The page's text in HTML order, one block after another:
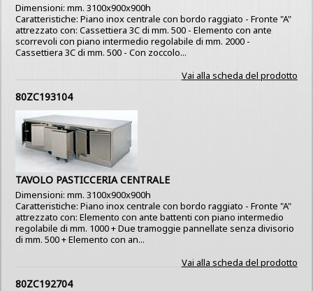
Dimensioni: mm. 3100x900x900h
Caratteristiche: Piano inox centrale con bordo raggiato - Fronte "A"
attrezzato con: Cassettiera 3C di mm. 500 - Elemento con ante
scorrevoli con piano intermedio regolabile di mm. 2000 -
Cassettiera 3C di mm. 500 - Con zoccolo...
Vai alla scheda del prodotto
80ZC193104
TAVOLO PASTICCERIA CENTRALE
Dimensioni: mm. 3100x900x900h
Caratteristiche: Piano inox centrale con bordo raggiato - Fronte "A"
attrezzato con: Elemento con ante battenti con piano intermedio
regolabile di mm. 1000 + Due tramoggie pannellate senza divisorio
di mm. 500 + Elemento con an...
Vai alla scheda del prodotto
80ZC192704